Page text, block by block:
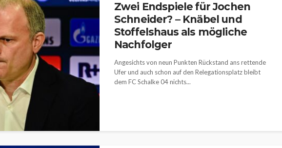
Zwei Endspiele für Jochen
Schneider? – Knäbel und
Stoffelshaus als mögliche
Nachfolger
Angesichts von neun Punkten Rückstand ans rettende
Ufer und auch schon auf den Relegationsplatz bleibt
dem FC Schalke 04 nichts...